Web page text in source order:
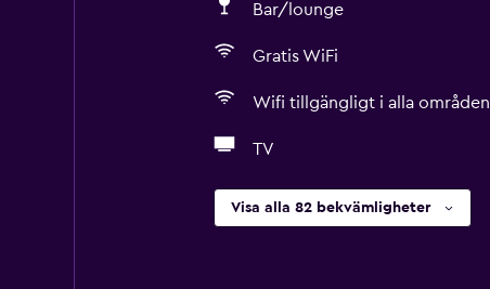
Bar/lounge
Gratis WiFi
Wifi tillgängligt i alla områden
TV
Visa alla 82 bekvämligheter